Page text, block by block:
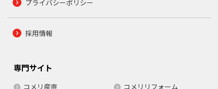
プライバシーポリシー
採用情報
専門サイト
コメリ産直 コメリリフォーム